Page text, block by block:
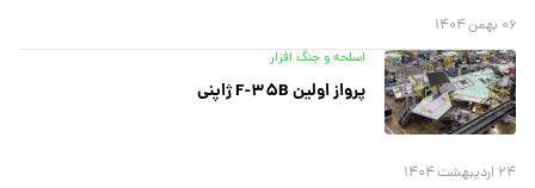
۰۶ بهمن ۱۴۰۴
اسلحه و جنگ افزار
پرواز اولین F-۳۵B ژاپنی
۲۴ اردیبهشت ۱۴۰۴